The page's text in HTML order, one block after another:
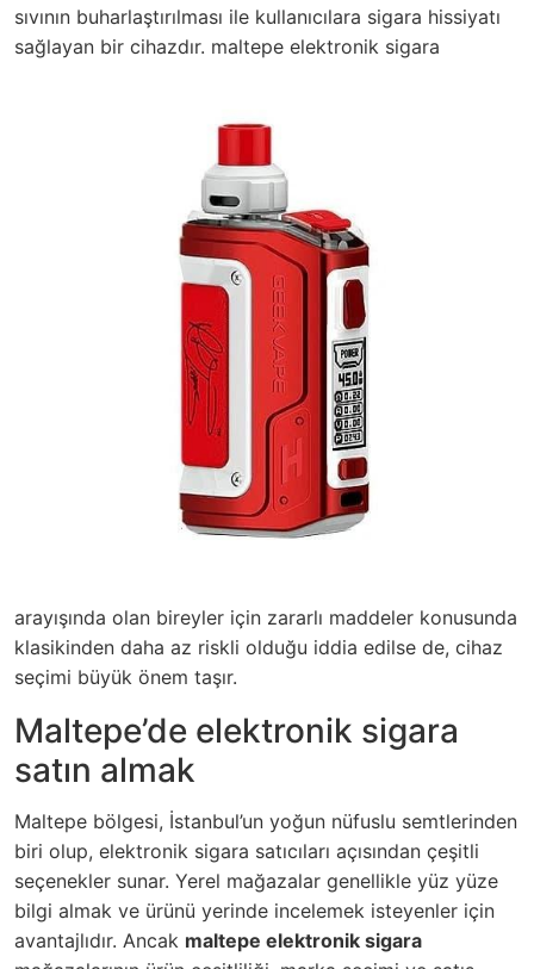
sıvının buharlaştırılması ile kullanıcılara sigara hissiyatı
sağlayan bir cihazdır. maltepe elektronik sigara
arayışında olan bireyler için zararlı maddeler konusunda
klasikinden daha az riskli olduğu iddia edilse de, cihaz
seçimi büyük önem taşır.
Maltepe’de elektronik sigara
satın almak
Maltepe bölgesi, İstanbul’un yoğun nüfuslu semtlerinden
biri olup, elektronik sigara satıcıları açısından çeşitli
seçenekler sunar. Yerel mağazalar genellikle yüz yüze
bilgi almak ve ürünü yerinde incelemek isteyenler için
avantajlıdır. Ancak maltepe elektronik sigara